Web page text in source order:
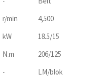
r/min
4,500
kW
18.5/15
N.m
206/125
-
LM/blok